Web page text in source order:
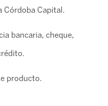
Córdoba Capital.
bancaria, cheque,
producto.